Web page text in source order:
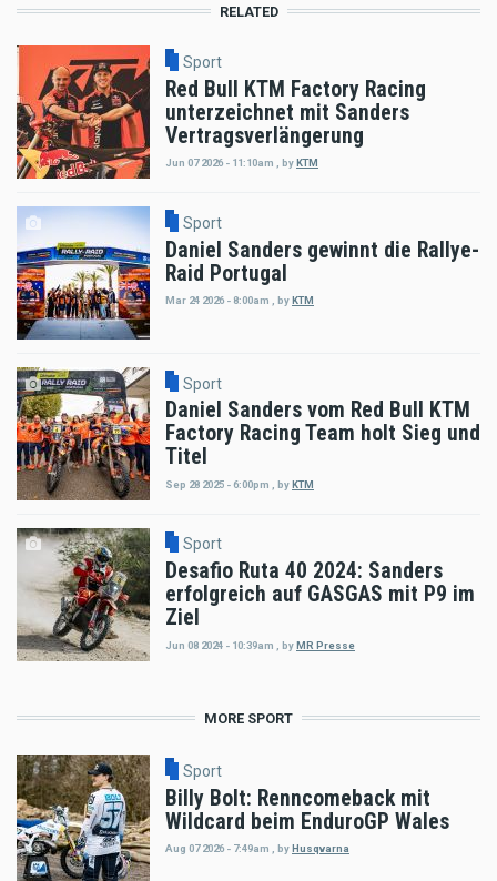
RELATED
Sport
Red Bull KTM Factory Racing
unterzeichnet mit Sanders
Vertragsverlängerung
Jun 07 2026 - 11:10am , byKTM
Sport
Daniel Sanders gewinnt die Rallye-
Raid Portugal
Mar 24 2026 - 8:00am byKTM
Sport
Daniel Sanders vom Red Bull KTM
Factory Racing Team holt Sieg und
Titel
Sep 28 2025 - 6:00pm byKTM
Sport
Desafio Ruta 40 2024: Sanders
erfolgreich auf GASGAS mit P9 im
Ziel
Jun 08 2024 - 10:39am byMR Presse
MORE SPORT
Sport
Billy Bolt: Renncomeback mit
Wildcard beim EnduroGP Wales
Aug 07 2026 - 7:49am byHusqvarna